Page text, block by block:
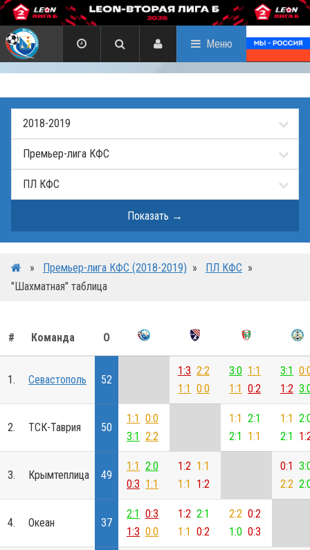
Меню
» Премьер-лига КФС (2018-2019) » ПЛ КФС »
"Шахматная" таблица
# Команда О
1. Севастополь 52
1:3 2:2
1:1 0:0
3:0 1:1
1:1 0:2
3:1
1:2
2. ТСК-Таврия 50
1:1 0:0
3:1 2:2
1:1 2:1
2:1 1:1
1:1
2:1
3. Крымтеплица 49
1:1 2:0
0:3 1:1
1:2 1:1
1:1 1:2
0:1
2:2
4. Океан 37
2:1 0:3
1:3 0:0
1:2 2:1
1:1 0:2
2:2 0:2
1:0 0:3